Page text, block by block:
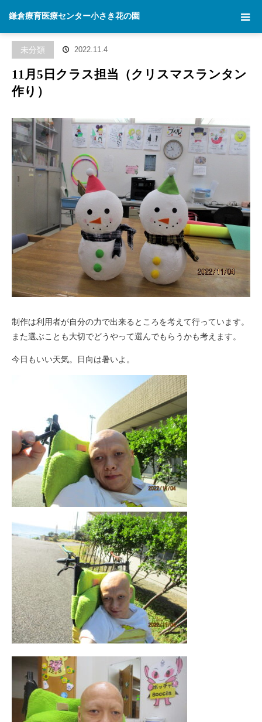
鎌倉療育医療センター小さき花の園
ブログ
未分類 11月5日クラス担当（クリスマスランタン
作り）
未分類 2022.11.4
11月5日クラス担当（クリスマスランタン
作り）
制作は利用者が自分の力で出来るところを考えて行っています。
また選ぶことも大切でどうやって選んでもらうかも考えます。
今日もいい天気。日向は暑いよ。